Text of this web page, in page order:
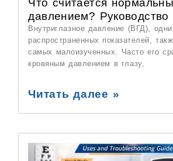
Что считается
давлением?
Внутриглазное давление (ВГД),
распространенных показателей,
самых малоизученных. Часто его
кровяным давлением в глазу,
Читать далее »